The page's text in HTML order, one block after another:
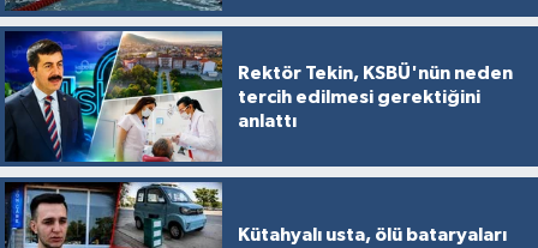
Rektör Tekin, KSBÜ'nün neden
tercih edilmesi gerektiğini
anlattı
Kütahyalı usta, ölü bataryaları